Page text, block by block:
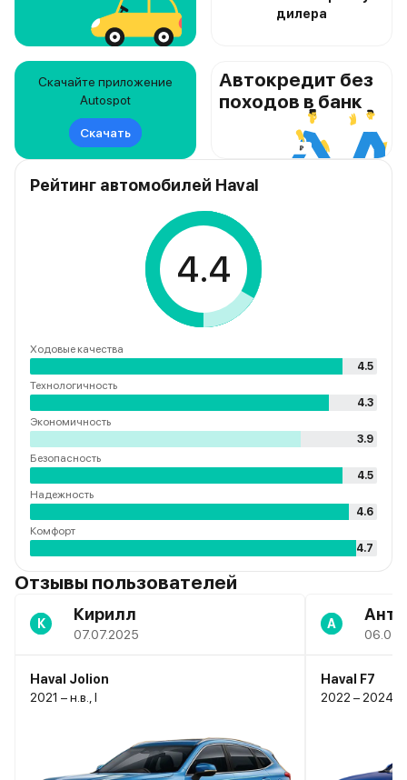
дилера
Скачайте приложение
Autospot
Скачать
Автокредит без
походов в банк
Рейтинг автомобилей Haval
4.4
Ходовые качества
4.5
Технологичность
4.3
Экономичность
3.9
Безопасность
4.5
Надежность
4.6
Комфорт
4.7
Отзывы пользователей
К Кирилл
07.07.2025
Haval Jolion
2021 – н.в., I
А
Haval F7
2022 – 2024, I